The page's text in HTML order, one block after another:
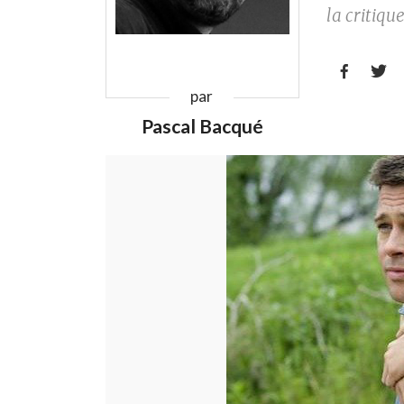
par
Pascal Bacqué
la
 